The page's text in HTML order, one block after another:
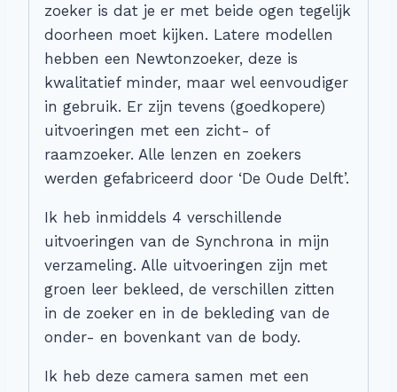
zoeker is dat je er met beide ogen tegelijk
doorheen moet kijken. Latere modellen
hebben een Newtonzoeker, deze is
kwalitatief minder, maar wel eenvoudiger
in gebruik. Er zijn tevens (goedkopere)
uitvoeringen met een zicht- of
raamzoeker. Alle lenzen en zoekers
werden gefabriceerd door ‘De Oude Delft’.
Ik heb inmiddels 4 verschillende
uitvoeringen van de Synchrona in mijn
verzameling. Alle uitvoeringen zijn met
groen leer bekleed, de verschillen zitten
in de zoeker en in de bekleding van de
onder- en bovenkant van de body.
Ik heb deze camera samen met een